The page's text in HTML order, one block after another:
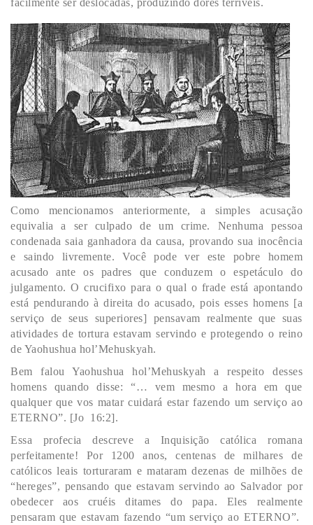
Como mencionamos anteriormente, a simples acusação
equivalia a ser culpado de um crime. Nenhuma pessoa
condenada saia ganhadora da causa, provando sua inocência
e saindo livremente. Você pode ver este pobre homem
acusado ante os padres que conduzem o espetáculo do
julgamento. O crucifixo para o qual o frade está apontando
está pendurando à direita do acusado, pois esses homens [a
serviço de seus superiores] pensavam realmente que suas
atividades de tortura estavam servindo e protegendo o reino
de Yaohushua hol’Mehuskyah.
Bem falou Yaohushua hol’Mehuskyah a respeito desses
homens quando disse: “… vem mesmo a hora em que
qualquer que vos matar cuidará estar fazendo um serviço ao
ETERNO”. [Jo 16:2].
Essa profecia descreve a Inquisição católica romana
perfeitamente! Por 1200 anos, centenas de milhares de
católicos leais torturaram e mataram dezenas de milhões de
“hereges”, pensando que estavam servindo ao Salvador por
obedecer aos cruéis ditames do papa. Eles realmente
pensaram que estavam fazendo “um serviço ao ETERNO”.